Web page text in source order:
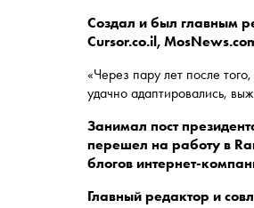
Создал и был главным
Cursor.co.il,
«Через пару лет после
удачно адаптировались,
Занимал пост
перешел на работу в
блогов интернет-
Главный редактор и